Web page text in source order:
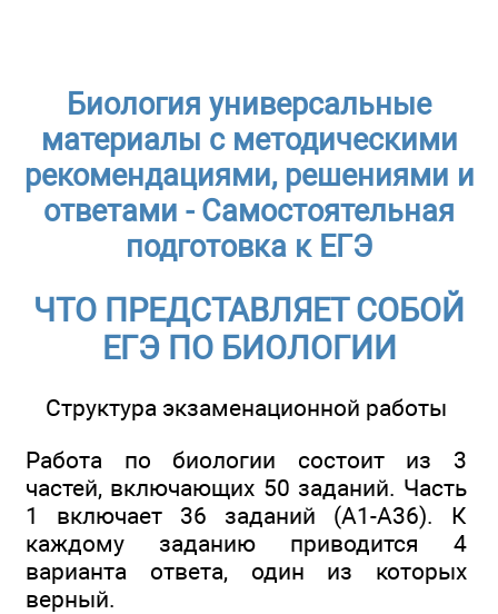
Биология универсальные
материалы с методическими
рекомендациями, решениями и
ответами - Самостоятельная
подготовка к ЕГЭ
ЧТО ПРЕДСТАВЛЯЕТ СОБОЙ
ЕГЭ ПО БИОЛОГИИ
Структура экзаменационной работы
Работа по биологии состоит из 3
частей, включающих 50 заданий. Часть
1 включает 36 заданий (А1-А36). К
каждому заданию приводится 4
варианта ответа, один из которых
верный.